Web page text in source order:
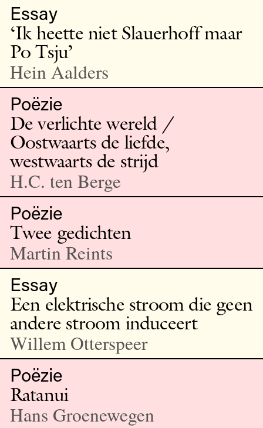
Essay
‘Ik heette niet Slauerhoff maar
Po Tsju’
Hein Aalders
Poëzie
De verlichte wereld /
Oostwaarts de liefde,
westwaarts de strijd
H.C. ten Berge
Poëzie
Twee gedichten
Martin Reints
Essay
Een elektrische stroom die geen
andere stroom induceert
Willem Otterspeer
Poëzie
Ratanui
Hans Groenewegen